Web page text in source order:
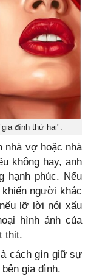
đình thứ hai".
nhà vợ hoặc nhà
không hay, anh
hạnh phúc. Nếu
người khác
lỡ lời nói xấu
hình ảnh của
thịt.
cách gìn giữ sự
gia đình.